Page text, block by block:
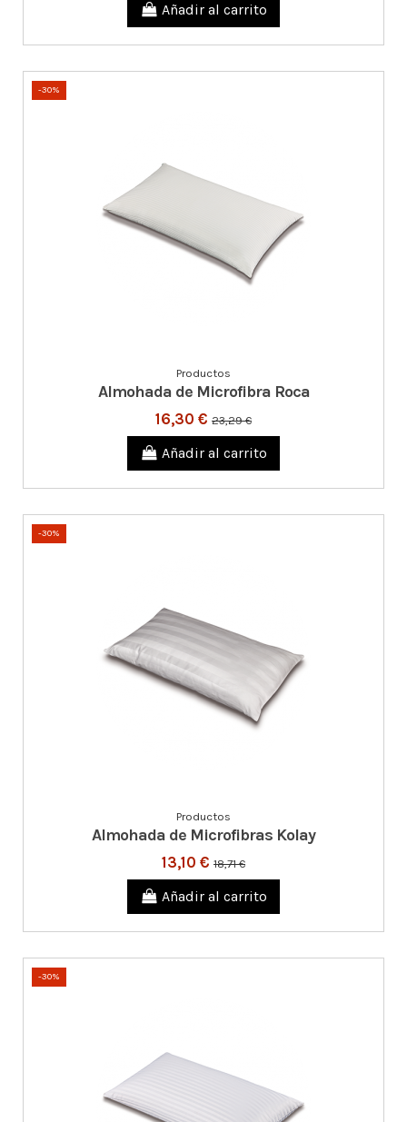
Añadir al carrito
-30%
Productos
Almohada de Microfibra Roca
16,30 € 23,29 €
Añadir al carrito
-30%
Productos
Almohada de Microfibras Kolay
13,10 € 18,71 €
Añadir al carrito
-30%